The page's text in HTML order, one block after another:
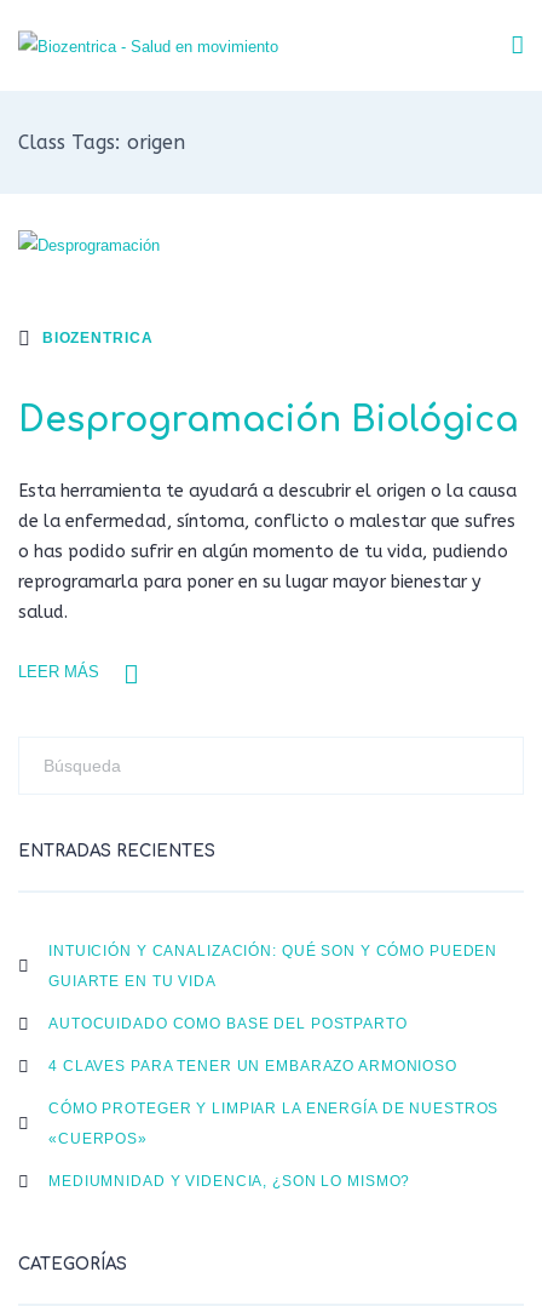
Class Tags: origen
BIOZENTRICA
Desprogramación Biológica
Esta herramienta te ayudará a descubrir el origen o la causa
de la enfermedad, síntoma, conflicto o malestar que sufres
o has podido sufrir en algún momento de tu vida, pudiendo
reprogramarla para poner en su lugar mayor bienestar y
salud.
LEER MÁS
ENTRADAS RECIENTES
INTUICIÓN Y CANALIZACIÓN: QUÉ SON Y CÓMO PUEDEN
GUIARTE EN TU VIDA
AUTOCUIDADO COMO BASE DEL POSTPARTO
4 CLAVES PARA TENER UN EMBARAZO ARMONIOSO
CÓMO PROTEGER Y LIMPIAR LA ENERGÍA DE NUESTROS
«CUERPOS»
MEDIUMNIDAD Y VIDENCIA, ¿SON LO MISMO?
CATEGORÍAS